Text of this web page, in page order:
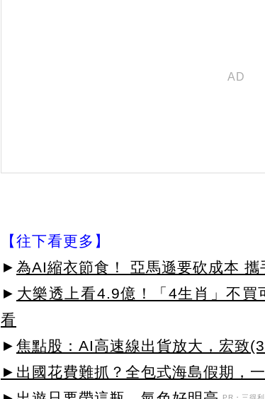
【往下看更多】
► 為AI縮衣節食！ 亞馬遜要砍成本 攜
► 大樂透上看4.9億！「4生肖」不買
看
► 焦點股：AI高速線出貨放大，宏致
►出國花費難抓？全包式海島假期，